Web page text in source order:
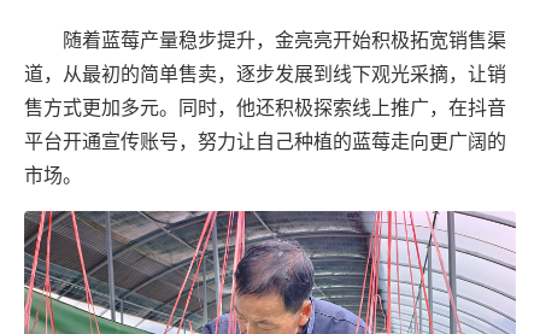
随着蓝莓产量稳步提升，金亮亮开始积极拓宽销售渠
道，从最初的简单售卖，逐步发展到线下观光采摘，让销
售方式更加多元。同时，他还积极探索线上推广，在抖音
平台开通宣传账号，努力让自己种植的蓝莓走向更广阔的
市场。